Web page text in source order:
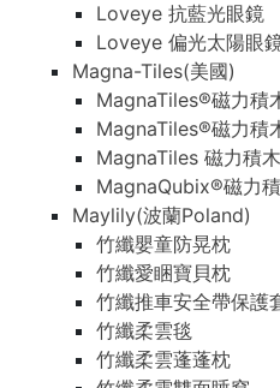
Loveye 抗藍光眼鏡
Loveye 偏光太陽眼
Magna-Tiles(美國)
MagnaTiles®磁力積
MagnaTiles®磁力積
MagnaTiles 磁力積
MagnaQubix®磁力
Maylily(波蘭Poland)
竹纖嬰童防晃枕
竹纖愛睏寶貝枕
竹纖推車安全帶保護
竹纖柔雲毯
竹纖柔雲蓬蓬枕